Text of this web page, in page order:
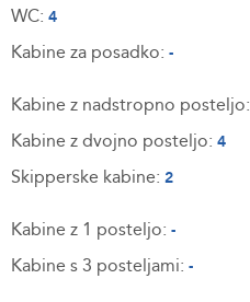
WC: 4
Kabine za posadko: -
Kabine z nadstropno posteljo:
Kabine z dvojno posteljo: 4
Skipperske kabine: 2
Kabine z 1 posteljo: -
Kabine s 3 posteljami: -